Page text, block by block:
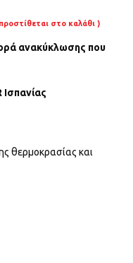
στο καλάθι )
ανακύκλωσης που
θερμοκρασίας και